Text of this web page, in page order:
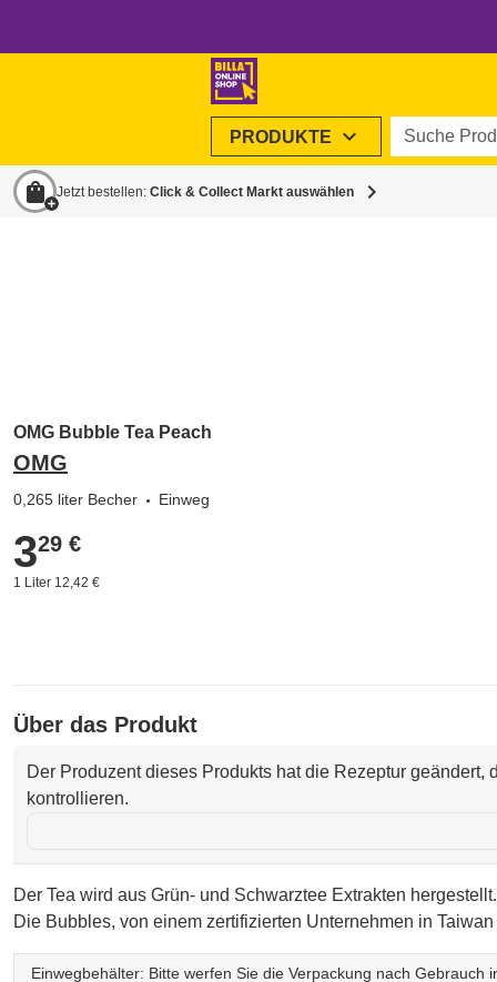
PRODUKTE expand_more Suche
shopping_bag Jetzt bestellen: Click & Collect Markt auswählen chevron_right
OMG Bubble Tea Peach
OMG
0,265 liter Becher Einweg
3,29 €
329 €
1 Liter 12,42 €
Über das Produkt
Der Produzent dieses Produkts hat die Rezeptur
kontrollieren.
Der Tea wird aus Grün- und Schwarztee Extrakten
Die Bubbles, von einem zertifizierten Unternehmen in
Einwegbehälter: Bitte werfen Sie die Verpackung nach Gebrauch